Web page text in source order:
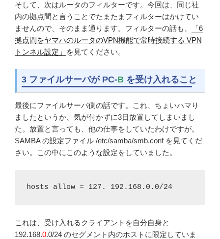
そして、次はルータのフィルターです。今回は、同じ社
内の拠点間と言うことでたまたまフィルターはかけてい
ませんので、そのまま通ります。フィルターの話も、
「6
拠点間をヤマハのルータのVPN機能で常時接続する VPN
トンネル設定」
を見てください。
3 ファイルサーバが PC-B を受け入れること
最後にファイルサーバ側の話です。これ、ちょいハマり
ましたというか、気が付かずに3日放置してしまいまし
た。放置と言っても、他の仕事をしていたわけですが。
SAMBA の設定ファイル /etc/samba/smb.conf を見てくだ
さい。この中にこのような設定をしていました。
hosts allow = 127. 192.168.0.0/24
これは、受け入れるクライアントを自分自身と
192.168.0.0/24 のセグメント内のホストに限定していま